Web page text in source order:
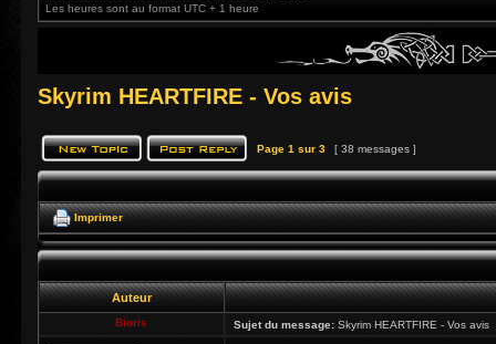
Les heures sont au format UTC + 1 heure
Skyrim HEARTFIRE - Vos avis
Page 1 sur 3 [ 38 messages ]
Imprimer
Auteur
Bioris Sujet du message: Skyrim HEARTFIRE - Vos avis